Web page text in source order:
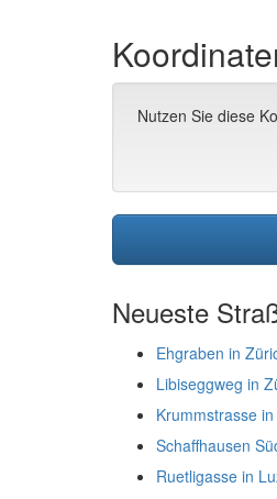
Nutzen Sie diese
Neueste
Ehgraben in
Libiseggweg in
Krummstrasse
Schaffhausen
Ruetligasse in